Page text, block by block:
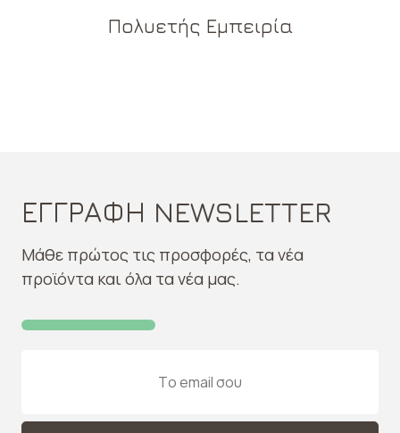
Πολυετής Εμπειρία
ΕΓΓΡΑΦΗ NEWSLETTER
Μάθε πρώτος τις προσφορές, τα νέα
προϊόντα και όλα τα νέα μας.